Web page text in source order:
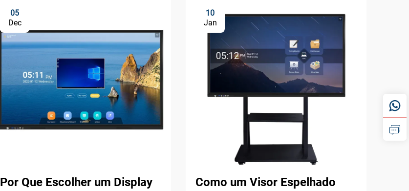
05
Dec
Por Que Escolher um Display
10
Jan
Como um Visor Espelhado